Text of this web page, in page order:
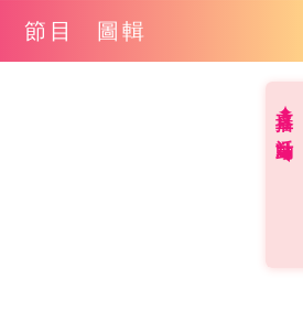
節目 圖輯
直播✦活動